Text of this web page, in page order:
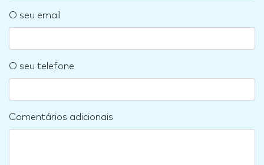
O seu email
O seu telefone
Comentários adicionais